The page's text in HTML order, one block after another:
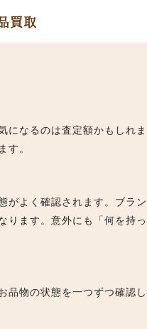
買取
になるのは査定額かもしれ
す。
よく確認されます。ブラ
ます。意外にも「何を持
品物の状態を一つずつ確認